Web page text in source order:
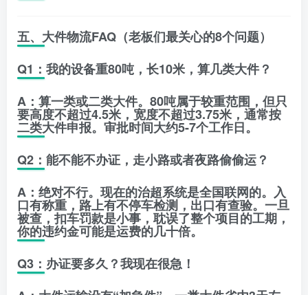
五、大件物流FAQ（老板们最关心的8个问题）
Q1：我的设备重80吨，长10米，算几类大件？
A：算一类或二类大件。80吨属于较重范围，但只
要高度不超过4.5米，宽度不超过3.75米，通常按
二类大件申报。审批时间大约5-7个工作日。
Q2：能不能不办证，走小路或者夜路偷偷运？
A：绝对不行。现在的治超系统是全国联网的。入
口有称重，路上有不停车检测，出口有查验。一旦
被查，扣车罚款是小事，耽误了整个项目的工期，
你的违约金可能是运费的几十倍。
Q3：办证要多久？我现在很急！